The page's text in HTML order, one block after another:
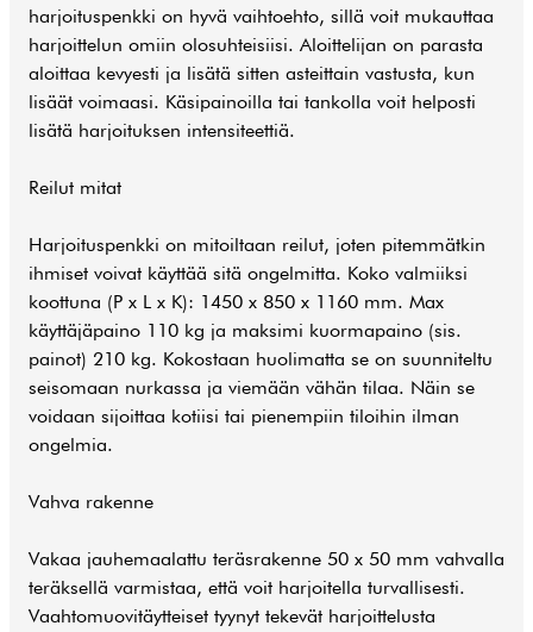
harjoituspenkki on hyvä vaihtoehto, sillä voit mukauttaa
harjoittelun omiin olosuhteisiisi. Aloittelijan on parasta
aloittaa kevyesti ja lisätä sitten asteittain vastusta, kun
lisäät voimaasi. Käsipainoilla tai tankolla voit helposti
lisätä harjoituksen intensiteettiä.
Reilut mitat
Harjoituspenkki on mitoiltaan reilut, joten pitemmätkin
ihmiset voivat käyttää sitä ongelmitta. Koko valmiiksi
koottuna (P x L x K): 1450 x 850 x 1160 mm. Max
käyttäjäpaino 110 kg ja maksimi kuormapaino (sis.
painot) 210 kg. Kokostaan huolimatta se on suunniteltu
seisomaan nurkassa ja viemään vähän tilaa. Näin se
voidaan sijoittaa kotiisi tai pienempiin tiloihin ilman
ongelmia.
Vahva rakenne
Vakaa jauhemaalattu teräsrakenne 50 x 50 mm vahvalla
teräksellä varmistaa, että voit harjoitella turvallisesti.
Vaahtomuovitäytteiset tyynyt tekevät harjoittelusta